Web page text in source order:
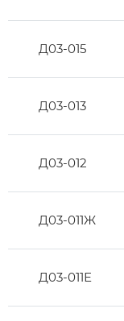
Д03-015
Д03-013
Д03-012
Д03-011Ж
Д03-011Е